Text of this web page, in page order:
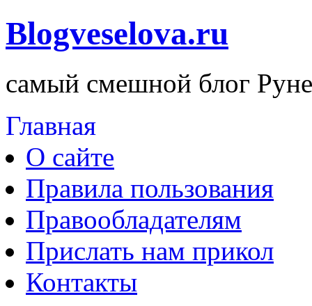
Blogveselova.ru
самый смешной блог
Главная
О сайте
Правила пользования
Правообладателям
Прислать нам прикол
Контакты